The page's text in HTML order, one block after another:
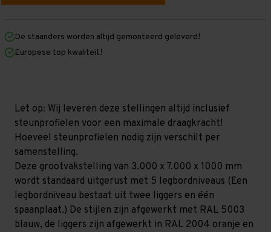
mm
mm
x
1.000
niveaus
(Liggers:
2.250
mm)
mm
mm
1.000
niveaus
(Liggers:
2.250
mm)
De staanders worden altijd gemonteerd geleverd!
Europese top kwaliteit!
Let op: Wij leveren deze stellingen altijd inclusief
steunprofielen voor een maximale draagkracht!
Hoeveel steunprofielen nodig zijn verschilt per
samenstelling.
Deze grootvakstelling van 3.000 x 7.000 x 1000 mm
wordt standaard uitgerust met 5 legbordniveaus (Een
legbordniveau bestaat uit twee liggers en één
spaanplaat.) De stijlen zijn afgewerkt met RAL 5003
blauw, de liggers zijn afgewerkt in RAL 2004 oranje en